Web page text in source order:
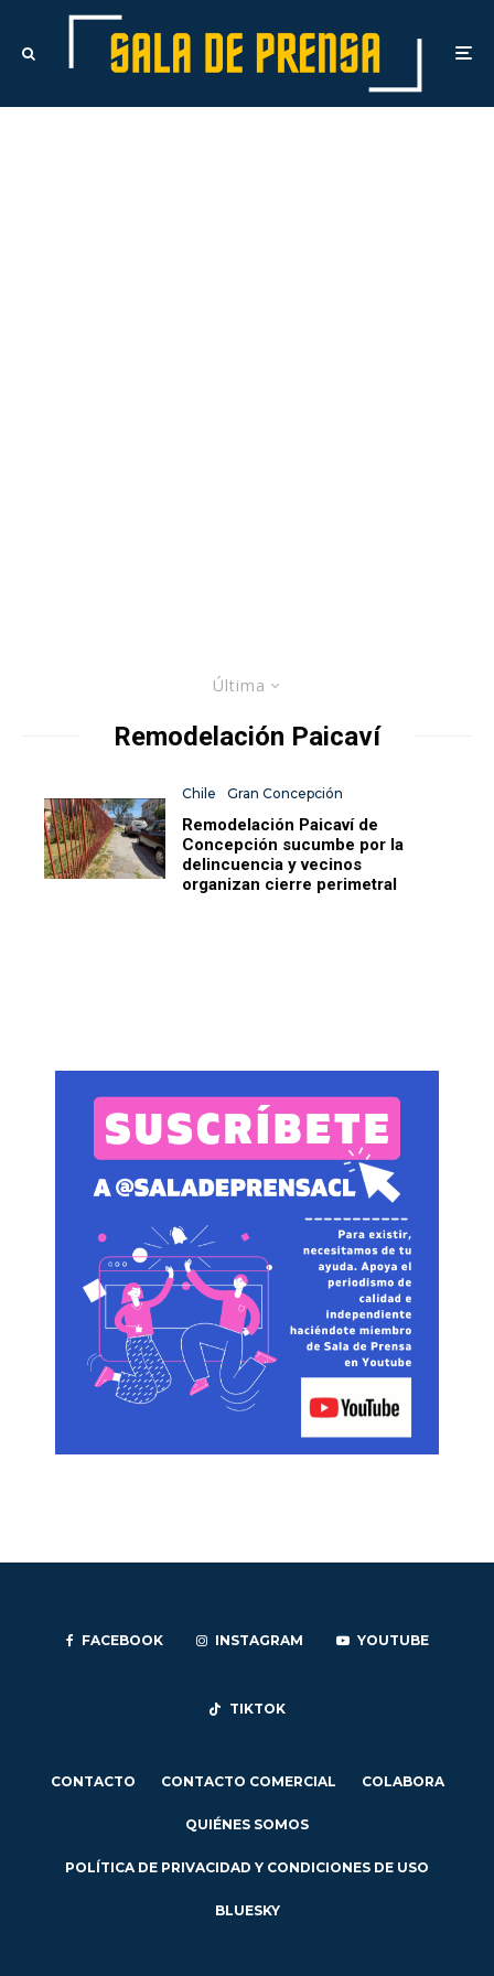
Última
Remodelación Paicaví
Chile Gran Concepción
Remodelación Paicaví de
Concepción sucumbe por la
delincuencia y vecinos
organizan cierre perimetral
FACEBOOK INSTAGRAM YOUTUBE
TIKTOK
CONTACTO CONTACTO COMERCIAL COLABORA
QUIÉNES SOMOS
POLÍTICA DE PRIVACIDAD Y CONDICIONES DE USO
BLUESKY